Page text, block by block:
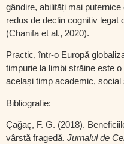
gândire, abilități mai puternice
redus de declin cognitiv legat
(Chanifa et al., 2020).
Practic, într-o Europă
timpurie la limbi străine este
același timp academic, social
Bibliografie:
Çağaç, F. G. (2018).
vârstă fragedă. Jurnalul de